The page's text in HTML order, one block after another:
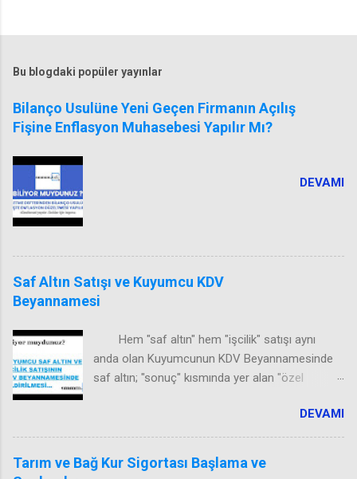
Bu blogdaki popüler yayınlar
Bilanço Usulüne Yeni Geçen Firmanın Açılış
Fişine Enflasyon Muhasebesi Yapılır Mı?
DEVAMI
Saf Altın Satışı ve Kuyumcu KDV
Beyannamesi
Hem "saf altın" hem "işcilik" satışı aynı
anda olan Kuyumcunun KDV Beyannamesinde
saf altın; "sonuç" kısmında yer alan "özel
DEVAMI
Tarım ve Bağ Kur Sigortası Başlama ve